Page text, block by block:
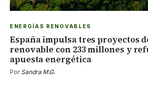
ENERGÍAS RENOVABLES
España impulsa tres proyectos
renovable con 233 millones y
apuesta energética
Por Sandra M.G.